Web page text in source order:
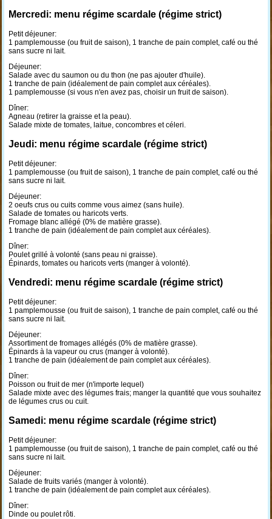
Mercredi: menu régime scardale (régime strict)
Petit déjeuner:
1 pamplemousse (ou fruit de saison), 1 tranche de pain complet, café ou thé
sans sucre ni lait.
Déjeuner:
Salade avec du saumon ou du thon (ne pas ajouter d'huile).
1 tranche de pain (idéalement de pain complet aux céréales).
1 pamplemousse (si vous n'en avez pas, choisir un fruit de saison).
Dîner:
Agneau (retirer la graisse et la peau).
Salade mixte de tomates, laitue, concombres et céleri.
Jeudi: menu régime scardale (régime strict)
Petit déjeuner:
1 pamplemousse (ou fruit de saison), 1 tranche de pain complet, café ou thé
sans sucre ni lait.
Déjeuner:
2 oeufs crus ou cuits comme vous aimez (sans huile).
Salade de tomates ou haricots verts.
Fromage blanc allégé (0% de matière grasse).
1 tranche de pain (idéalement de pain complet aux céréales).
Dîner:
Poulet grillé à volonté (sans peau ni graisse).
Épinards, tomates ou haricots verts (manger à volonté).
Vendredi: menu régime scardale (régime strict)
Petit déjeuner:
1 pamplemousse (ou fruit de saison), 1 tranche de pain complet, café ou thé
sans sucre ni lait.
Déjeuner:
Assortiment de fromages allégés (0% de matière grasse).
Épinards à la vapeur ou crus (manger à volonté).
1 tranche de pain (idéalement de pain complet aux céréales).
Dîner:
Poisson ou fruit de mer (n'importe lequel)
Salade mixte avec des légumes frais; manger la quantité que vous souhaitez
de légumes crus ou cuit.
Samedi: menu régime scardale (régime strict)
Petit déjeuner:
1 pamplemousse (ou fruit de saison), 1 tranche de pain complet, café ou thé
sans sucre ni lait.
Déjeuner:
Salade de fruits variés (manger à volonté).
1 tranche de pain (idéalement de pain complet aux céréales).
Dîner:
Dinde ou poulet rôti.